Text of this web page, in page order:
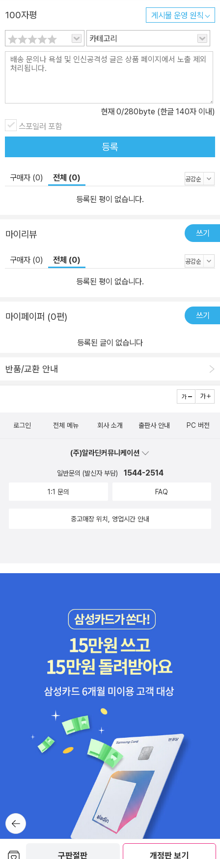
구판절판 개정판 보기
100자평 게시물 운영 원칙
카테고리
현재 0/280byte (한글 140자 이내)
스포일러 포함
등록
구매자 (0) 전체 (0)
등록된 평이 없습니다.
마이리뷰 쓰기
구매자 (0) 전체 (0)
등록된 평이 없습니다.
마이페이퍼 (0편) 쓰기
등록된 글이 없습니다
반품/교환 안내
뒤로가
기
로그인 전체 메뉴 회사 소개 출판사 안내 PC 버전
(주)알라딘커뮤니케이션
일반문의 (발신자 부담) 1544-2514
1:1 문의 FAQ
중고매장 위치, 영업시간 안내